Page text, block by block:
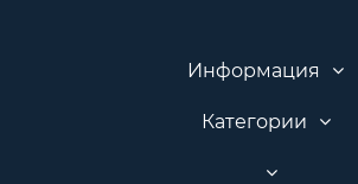
Информация
Категории